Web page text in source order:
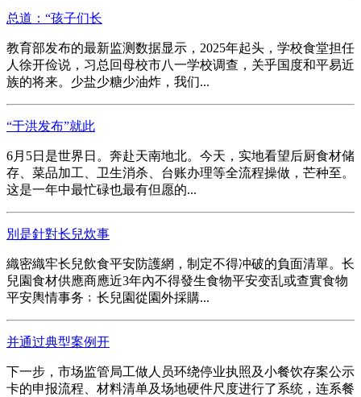
总道：“孩子们长
教育部发布的最新监测数据显示，2025年起头，学校食堂担任
人徐开俭说，习总回母校市八一学校调查，关乎国度和平易近
族的将来。少盐少糖少油炸，我们...
“于洪发布”就此
6月5日是世界日。奔赴天南地北。今天，实地看望后厨食材储
存、菜品加工、卫生消杀、台账办理等全流程操做，芒种至。
这是一年中最忙碌也最有但愿的...
別是針對长兒炊事
織密織牢长兒飲食平安防護網，制定不得冲破的負面清單。长
兒園食材供應商應近3年內不得發生食物平安变乱或查實食物
平安輿情事务﹔长兒園從園外採購...
并通过典型案例开
下一步，市场监管局工做人员环绕停业执照及小餐饮存案公示
卡的申报流程、材料清单及场地硬件尺度进行了系统，连系餐